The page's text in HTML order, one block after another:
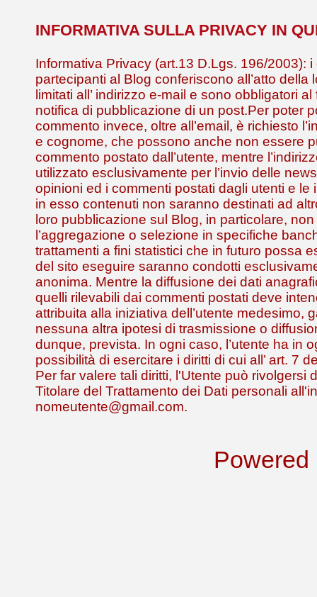
INFORMATIVA SULLA PRIVACY IN
Informativa Privacy (art.13 D.Lgs. 196/2003): i
partecipanti al Blog conferiscono all’atto della
limitati all’ indirizzo e-mail e sono obbligatori
notifica di pubblicazione di un post.Per poter
commento invece, oltre all’email, è richiesto
e cognome, che possono anche non essere
commento postato dall’utente, mentre
utilizzato esclusivamente per l’invio delle
opinioni ed i commenti postati dagli utenti e le
in esso contenuti non saranno destinati ad
loro pubblicazione sul Blog, in particolare,
l’aggregazione o selezione in specifiche
trattamenti a fini statistici che in futuro possa
del sito eseguire saranno condotti
anonima. Mentre la diffusione dei dati
quelli rilevabili dai commenti postati deve
attribuita alla iniziativa dell’utente medesimo,
nessuna altra ipotesi di trasmissione o
dunque, prevista. In ogni caso, l’utente ha in
possibilità di esercitare i diritti di cui all’ art. 7
Per far valere tali diritti, l'Utente può rivolgersi
Titolare del Trattamento dei Dati personali
nomeutente@gmail.com.